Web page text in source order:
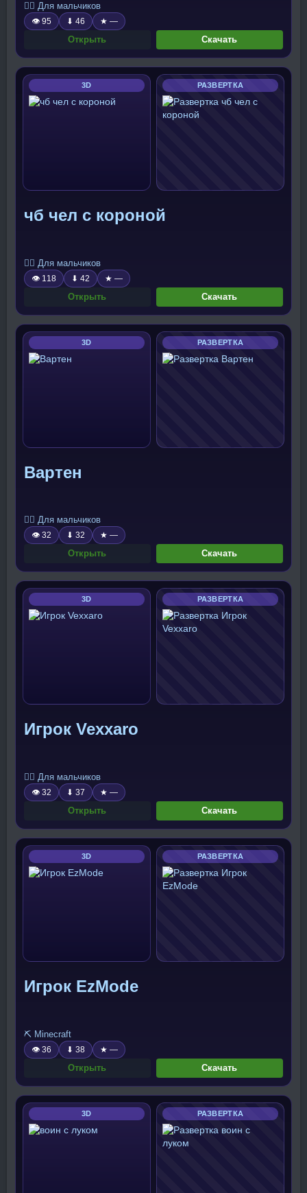
🧍‍♂️ Для мальчиков
👁 95 ⬇ 46 ★ —
Открыть Скачать
3D РАЗВЕРТКА
чб чел с короной
🧍‍♂️ Для мальчиков
👁 118 ⬇ 42 ★ —
Открыть Скачать
3D РАЗВЕРТКА
Вартен
🧍‍♂️ Для мальчиков
👁 32 ⬇ 32 ★ —
Открыть Скачать
3D РАЗВЕРТКА
Игрок Vexxaro
🧍‍♂️ Для мальчиков
👁 32 ⬇ 37 ★ —
Открыть Скачать
3D РАЗВЕРТКА
Игрок EzMode
⛏️ Minecraft
👁 36 ⬇ 38 ★ —
Открыть Скачать
3D РАЗВЕРТКА